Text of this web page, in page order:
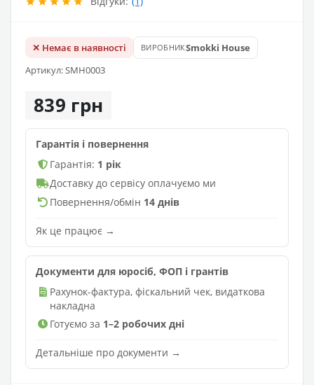
✕ Немає в наявності ВИРОБНИКSmokki House
Артикул: SMH0003
839 грн
Гарантія і повернення
Гарантія: 1 рік
Доставку до сервісу оплачуємо ми
Повернення/обмін 14 днів
Як це працює →
Документи для юросіб, ФОП і грантів
Рахунок-фактура, фіскальний чек, видаткова
накладна
Готуємо за 1–2 робочих дні
Детальніше про документи →